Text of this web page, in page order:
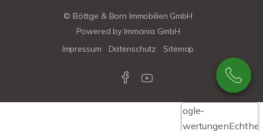
© Böttge & Born Immobilien GmbH
Powered by Immonia GmbH
Impressum
Datenschutz Sitemap
Google-
Bewertungen